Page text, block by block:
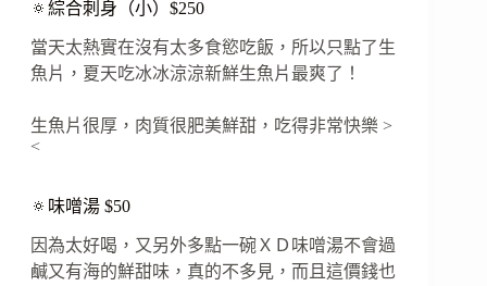
🔅綜合刺身（小）$250
當天太熱實在沒有太多食慾吃飯，所以只點了生
魚片，夏天吃冰冰涼涼新鮮生魚片最爽了！
生魚片很厚，肉質很肥美鮮甜，吃得非常快樂 >
<
🔅味噌湯 $50
因為太好喝，又另外多點一碗ＸＤ味噌湯不會過
鹹又有海的鮮甜味，真的不多見，而且這價錢也